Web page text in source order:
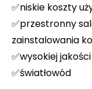
✅niskie koszty
✅przestronny
zainstalowania
✅wysokiej
✅światłowód